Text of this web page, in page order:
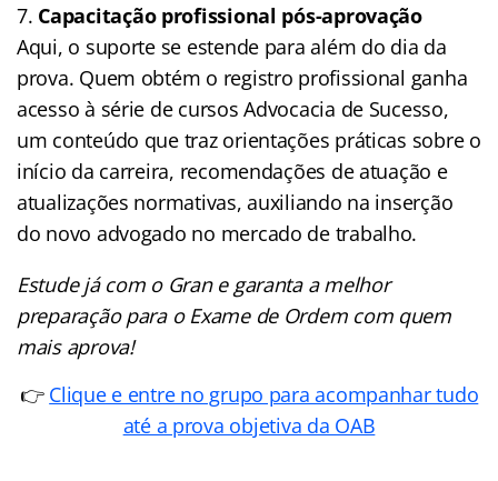
Capacitação profissional pós-aprovação
Aqui, o suporte se estende para além do dia da
prova. Quem obtém o registro profissional ganha
acesso à série de cursos Advocacia de Sucesso,
um conteúdo que traz orientações práticas sobre o
início da carreira, recomendações de atuação e
atualizações normativas, auxiliando na inserção
do novo advogado no mercado de trabalho.
Estude já com o Gran e garanta a melhor
preparação para o Exame de Ordem com quem
mais aprova!
👉 Clique e entre no grupo para acompanhar tudo
até a prova objetiva da OAB